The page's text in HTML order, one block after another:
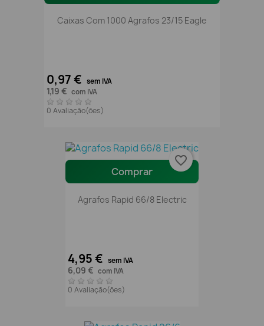
Caixas Com 1000 Agrafos 23/15 Eagle
0,97 € sem IVA
1,19 € com IVA
0 Avaliação(ões)
Comprar
Agrafos Rapid 66/8 Electric
4,95 € sem IVA
6,09 € com IVA
0 Avaliação(ões)
favorite_border